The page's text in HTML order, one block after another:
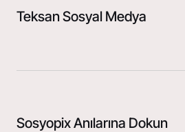
Teksan Sosyal Medya
Sosyopix Anılarına Dokun